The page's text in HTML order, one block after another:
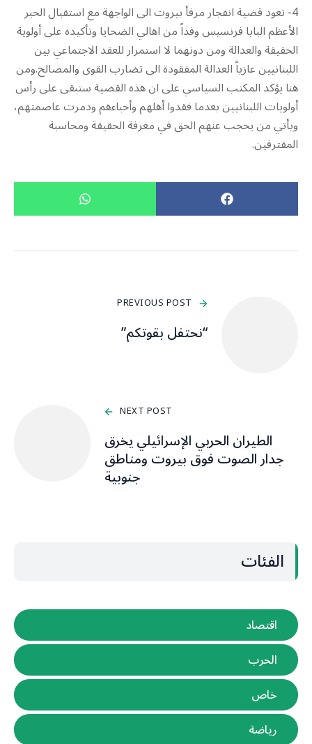
4- تعود قضية انفجار مرفأ بيروت الى الواجهة مع استقبال الحبر
الأعظم البابا فرنسيس وفداً من اهالي الضحايا وتأكيده على أولوية
الحقيقة والعدالة ومن دونهما لا استمرار للعقد الاجتماعي بين
اللبنانيين عازياً العدالة المفقودة الى تضارب القوى والمصالح.ومن
هنا يؤكد المكتب السياسي على ان هذه القضية ستبقى على رأس
أولويات اللبنانيين بعدما فقدوا أهلهم وأحباءهم ودمرت عاصمتهم،
ويأتي من يحجب عنهم الحق في معرفة الحقيقة ومحاسبة
المقترفين.
PREVIOUS POST
“نحتفل بقوتكم”
NEXT POST
الطيران الحربي الإسرائيلي يخرق
جدار الصوت فوق بيروت ومناطق
جنوبية
الفئات
اقتصاد
الحرب
خاص
رياضة